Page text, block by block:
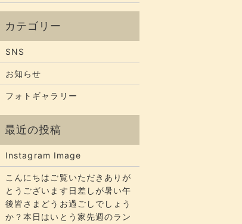
SNS
お知らせ
フォトギャラリー
Instagram Image
こんにちはご覧いただきありが
とうございます​​​日差しが暑い午
後皆さまどうお過ごしでしょう
か？​​​本日はいとう家先週のラン